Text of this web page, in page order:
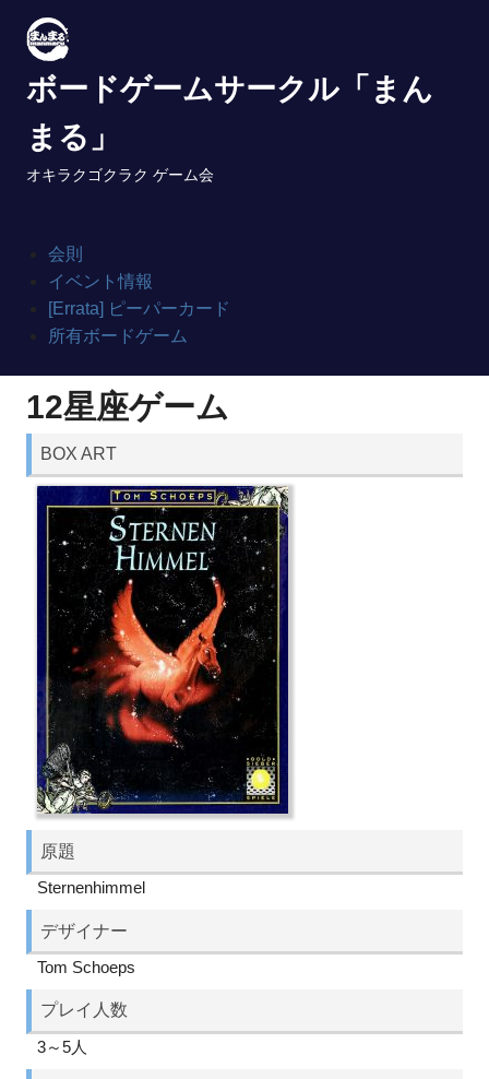
content
ボードゲームサークル「まん
まる」
オキラクゴクラク ゲーム会
会則
イベント情報
[Errata] ピーパーカード
所有ボードゲーム
12星座ゲーム
BOX ART
原題
Sternenhimmel
デザイナー
Tom Schoeps
プレイ人数
3～5人